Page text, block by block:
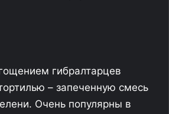
гибралтарцев
– запеченную смесь
Очень популярны в